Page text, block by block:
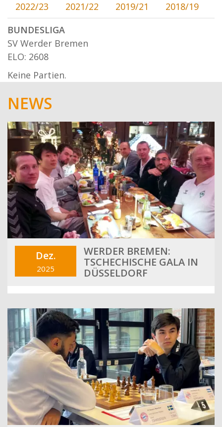
2022/23
2021/22 2019/21
2018/19
BUNDESLIGA
SV Werder Bremen
ELO: 2608
Keine Partien.
NEWS
Dez.
2025
WERDER BREMEN:
TSCHECHISCHE GALA IN
DÜSSELDORF